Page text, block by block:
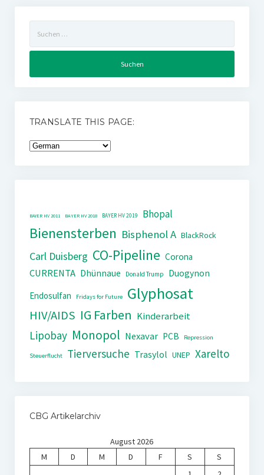
nach:
TRANSLATE THIS PAGE:
BAYER HV 2011 BAYER HV 2018 BAYER HV 2019 Bhopal
Bienensterben Bisphenol A BlackRock
Carl Duisberg CO-Pipeline Corona
CURRENTA Dhünnaue Donald Trump
Duogynon
Endosulfan
Fridays for Future Glyphosat
HIV/AIDS IG Farben Kinderarbeit
Lipobay Monopol Nexavar PCB Repression
Steuerflucht Tierversuche Trasylol UNEP Xarelto
CBG Artikelarchiv
August 2026
M
D M D F S
S